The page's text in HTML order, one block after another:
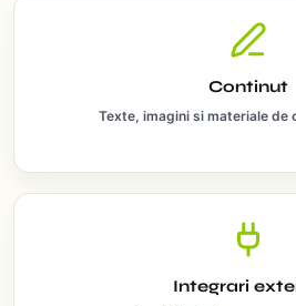
Continut
Texte, imagini si materiale de
Integrari